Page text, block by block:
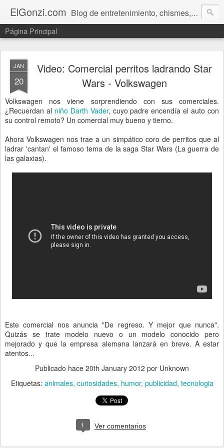
ElGonzi.com Blog de entretenimiento, chismes, humor, farándula, curiosidades, ovnis, noticias calientes, fotos, videos, paranormal y ¡más!
Página Principal
JAN
20
Video: Comercial perritos ladrando Star
Wars - Volkswagen
Volkswagen nos viene sorprendiendo con sus comerciales.
¿Recuerdan al niño Darth Vader, cuyo padre encendía el auto con
su control remoto? Un comercial muy bueno y tierno.
Ahora Volkswagen nos trae a un simpático coro de perritos que al
ladrar 'cantan' el famoso tema de la saga Star Wars (La guerra de
las galaxias).
Este comercial nos anuncia "De regreso. Y mejor que nunca".
Quizás se trate modelo nuevo o un modelo conocido pero
mejorado y que la empresa alemana lanzará en breve. A estar
atentos...
Publicado hace 20th January 2012 por Unknown
Etiquetas: animales curiosidades humor publicidad tecnologia
1 Ver comentarios